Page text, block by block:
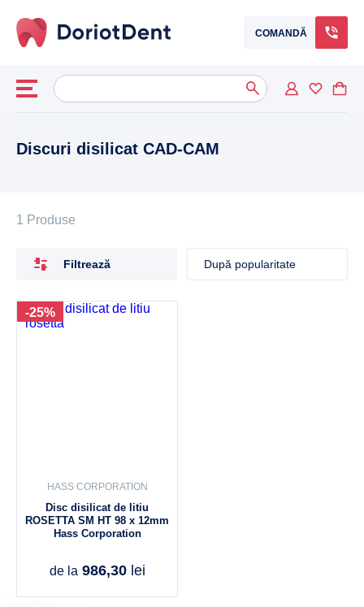
COMANDĂ
Caută
după:When autocomplete results are available use up and down
Discuri disilicat CAD-CAM
1 Produse
Filtrează
-25%
HASS CORPORATION
Disc disilicat de litiu
ROSETTA SM HT 98 x 12mm
Hass Corporation
de la 986,30 lei